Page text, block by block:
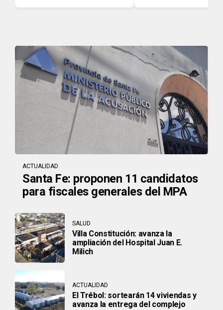
ACTUALIDAD
Santa Fe: proponen 11 candidatos
para fiscales generales del MPA
SALUD
Villa Constitución: avanza la
ampliación del Hospital Juan E.
Milich
ACTUALIDAD
El Trébol: sortearán 14 viviendas y
avanza la entrega del complejo